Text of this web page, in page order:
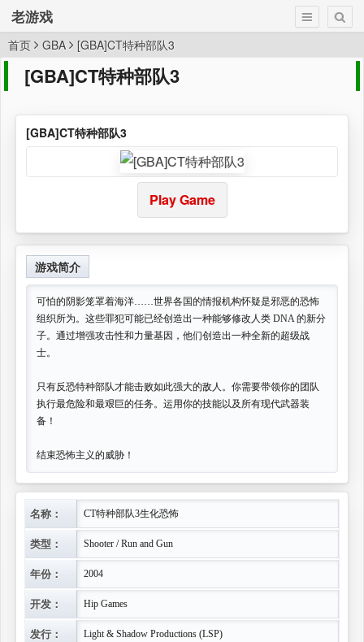
老游戏
首页 GBA [GBA]CT特种部队3
[GBA]CT特种部队3
[GBA]CT特种部队3
Play Game
游戏简介
可怕的阴影笼罩着海洋……世界各国的情报机构怀疑是邪恶的恐怖
组织所为。这些罪犯可能已经创造出一种能够修改人类 DNA 的新分
子。通过增强攻击性和力量基因，他们创造出一种全新的超级战
士。
只有反恐特种部队才能击败如此强大的敌人。你需要带领你的团队
执行最危险和最艰巨的任务。运用你的技能以及所有现代武器装
备！
结束恐怖主义的威胁！
名称： CT特种部队3生化恐怖
类型： Shooter / Run and Gun
年份： 2004
开发： Hip Games
发行： Light & Shadow Productions (LSP)